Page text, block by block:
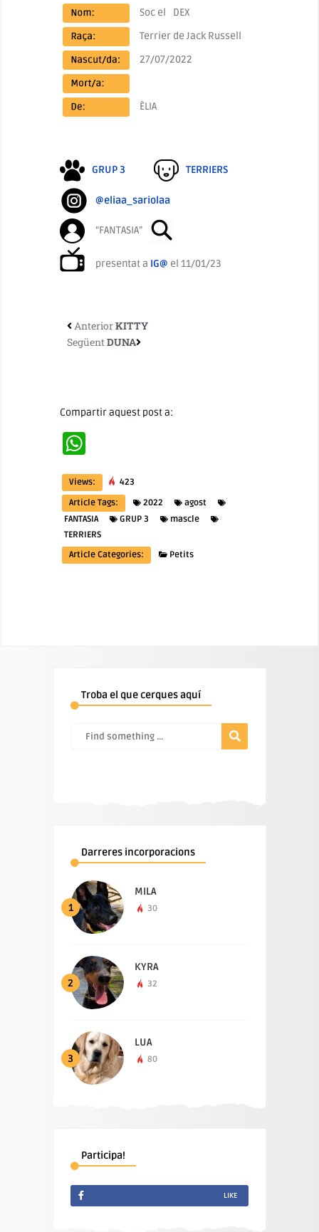
Soc el
DEX
Terrier de Jack Russell
27/07/2022
ÈLIA
GRUP 3 TERRIERS
@eliaa_sariolaa
“FANTASIA”
presentat a IG@ el 11/01/23
AnteriorKITTY
Següent DUNA
Compartir aquest post a:
WhatsApp
Views:
423
Article Tags:
2022
agost
FANTASIA
GRUP 3
mascle
TERRIERS
Article Categories:
Petits
Troba el que cerques aquí
Darreres incorporacions
1
MILA
30
2
KYRA
32
3
LUA
80
Participa!
LIKE